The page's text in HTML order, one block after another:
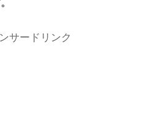
サードリンク